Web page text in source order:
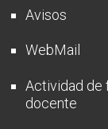
Avisos
WebMail
Actividad de
docente